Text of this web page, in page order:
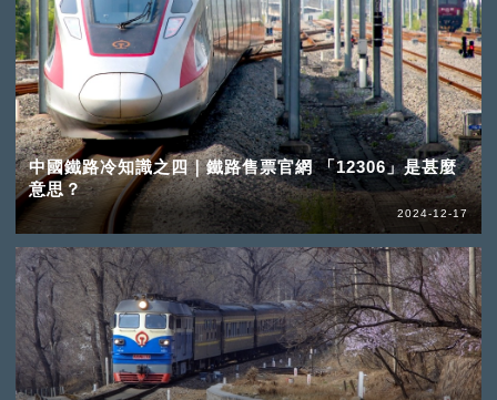
中國鐵路冷知識之四｜鐵路售票官網 「12306」是甚麼
意思？
2024-12-17